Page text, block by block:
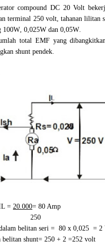
compound DC 20 Volt
terminal 250 volt, tahanan lilitan
100W , 0,025W dan 0,05W
total EMF yang
shunt pendek.
= 20.000= 80 Amp
dalam belitan seri = 80 x 0,025 = 2
belitan shunt= 250 + 2 =252 volt